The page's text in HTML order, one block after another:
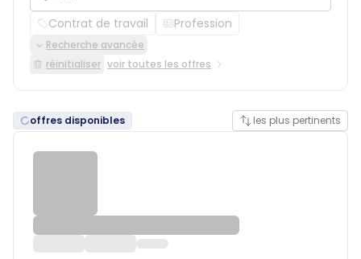
Contrat de travail Profession
Recherche avancée
réinitialiser voir toutes les offres
offres disponibles les plus pertinents